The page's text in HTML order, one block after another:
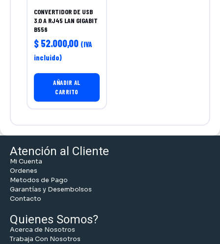
CONVERTIDOR DE USB
3.0 A RJ45 LAN GIGABIT
B556
$ 52.000,00 (IVA
incluido)
AÑADIR AL
CARRITO
Atención al Cliente
Mi Cuenta
Ordenes
Metodos de Pago
Garantías y Desembolsos
Contacto
Quienes Somos?
Acerca de Nosotros
Trabaja Con Nosotros